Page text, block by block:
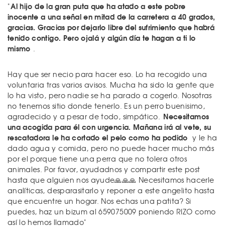
"Al hijo de la gran puta que ha atado a este pobre
inocente a una señal en mitad de la carretera a 40 grados,
gracias. Gracias por dejarlo libre del sufrimiento que habrá
tenido contigo. Pero ojalá y algún día te hagan a ti lo
mismo .
Hay que ser necio para hacer eso. Lo ha recogido una
voluntaria tras varios avisos. Mucha ha sido la gente que
lo ha visto, pero nadie se ha parado a cogerlo. Nosotras
no tenemos sitio donde tenerlo. Es un perro buenisimo,
agradecido y a pesar de todo, simpático. Necesitamos
una acogida para él con urgencia. Mañana irá al vete, su
rescatadora le ha cortado el pelo como ha podido y le ha
dado agua y comida, pero no puede hacer mucho más
por el porque tiene una perra que no tolera otros
animales. Por favor, ayudadnos y compartir este post
hasta que alguien nos ayude🙏🙏🙏 Necesitamos hacerle
analíticas, desparasitarlo y reponer a este angelito hasta
que encuentre un hogar. Nos echas una patita? Si
puedes, haz un bizum al 659075009 poniendo RIZO como
así lo hemos llamado"